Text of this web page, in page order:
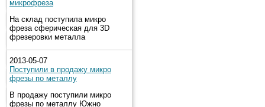
микрофреза
На склад поступила микро
фреза сферическая для 3D
фрезеровки металла
2013-05-07
Поступили в продажу микро
фрезы по металлу
В продажу поступили микро
фрезы по металлу Южно